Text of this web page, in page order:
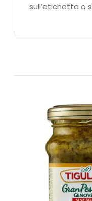
sull’etichetta o